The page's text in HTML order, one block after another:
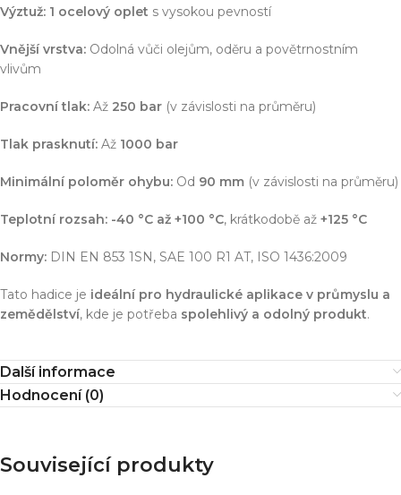
Výztuž: 1 ocelový oplet s vysokou pevností
Vnější vrstva: Odolná vůči olejům, oděru a povětrnostním
vlivům
Pracovní tlak: Až 250 bar (v závislosti na průměru)
Tlak prasknutí: Až 1000 bar
Minimální poloměr ohybu: Od 90 mm (v závislosti na průměru)
Teplotní rozsah: -40 °C až +100 °C, krátkodobě až +125 °C
Normy: DIN EN 853 1SN, SAE 100 R1 AT, ISO 1436:2009
Tato hadice je ideální pro hydraulické aplikace v průmyslu a
zemědělství, kde je potřeba spolehlivý a odolný produkt.
Další informace
Hodnocení (0)
Související produkty